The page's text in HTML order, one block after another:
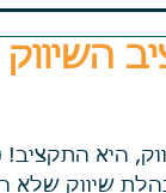
היא
שיווק שלא